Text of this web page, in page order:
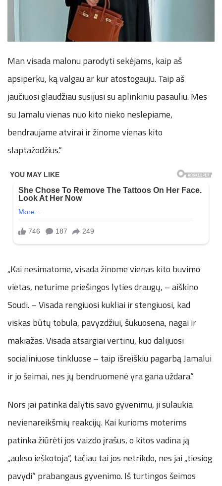
Man visada malonu parodyti sekėjams, kaip aš
apsiperku, ką valgau ar kur atostogauju. Taip aš
jaučiuosi glaudžiau susijusi su aplinkiniu pasauliu. Mes
su Jamalu vienas nuo kito nieko neslepiame,
bendraujame atvirai ir žinome vienas kito
slaptažodžius.“
„Kai nesimatome, visada žinome vienas kito buvimo
vietas, neturime priešingos lyties draugų, – aiškino
Soudi. – Visada rengiuosi kukliai ir stengiuosi, kad
viskas būtų tobula, pavyzdžiui, šukuosena, nagai ir
makiažas. Visada atsargiai vertinu, kuo dalijuosi
socialiniuose tinkluose – taip išreiškiu pagarbą Jamalui
ir jo šeimai, nes jų bendruomenė yra gana uždara.“
Nors jai patinka dalytis savo gyvenimu, ji sulaukia
nevienareikšmių reakcijų. Kai kurioms moterims
patinka žiūrėti jos vaizdo įrašus, o kitos vadina ją
„aukso ieškotoja“, tačiau tai jos netrikdo, nes jai „tiesiog
pavydi“ prabangaus gyvenimo. Iš turtingos šeimos